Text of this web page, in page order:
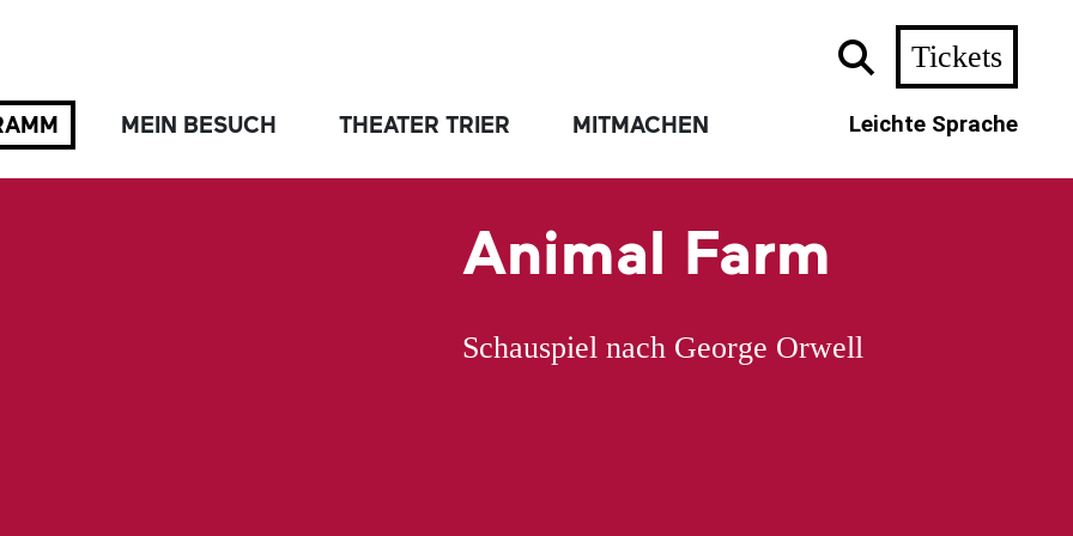
MEIN BESUCH THEATER TRIER MITMACHEN
Tickets
Leichte Sprache
Animal Farm
Schauspiel nach George Orwell